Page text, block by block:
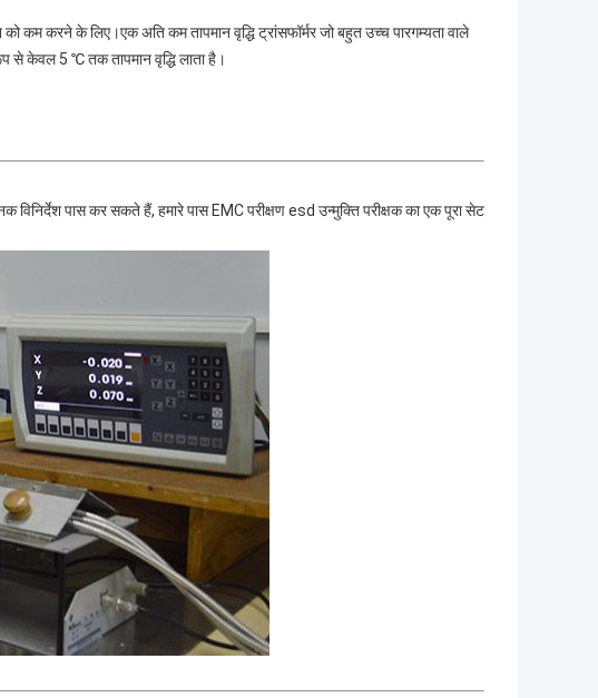
कम करने के लिए।एक अति कम तापमान वृद्धि ट्रांसफॉर्मर जो बहुत उच्च पारगम्यता वाले
से केवल 5 ℃ तक तापमान वृद्धि लाता है।
पास कर सकते हैं, हमारे पास EMC परीक्षण esd उन्मुक्ति परीक्षक का एक पूरा सेट